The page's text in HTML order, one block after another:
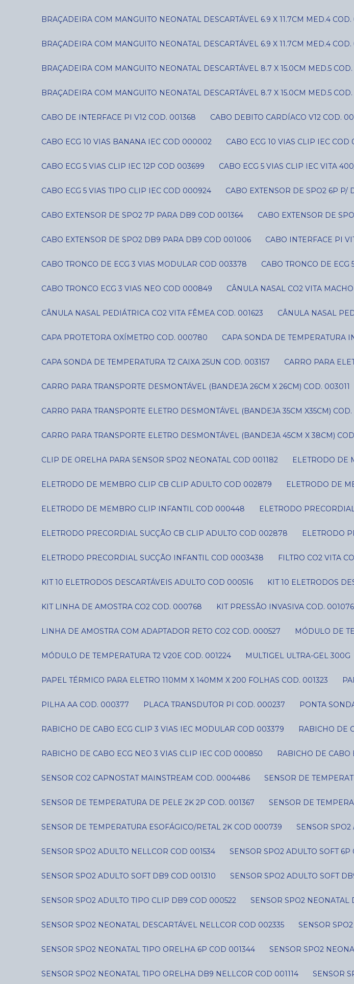
BRAÇADEIRA COM MANGUITO NEONATAL DESCARTÁVEL 6.9 X 11.7CM MED.4
BRAÇADEIRA COM MANGUITO NEONATAL DESCARTÁVEL 6.9 X 11.7CM MED.4
BRAÇADEIRA COM MANGUITO NEONATAL DESCARTÁVEL 8.7 X 15.0CM MED.5
BRAÇADEIRA COM MANGUITO NEONATAL DESCARTÁVEL 8.7 X 15.0CM MED.5
CABO DE INTERFACE PI V12 COD. 001368 CABO DEBITO CARDÍACO V12 COD.
CABO ECG 10 VIAS BANANA IEC COD 000002 CABO ECG 10 VIAS CLIP IEC COD
CABO ECG 5 VIAS CLIP IEC 12P COD 003699 CABO ECG 5 VIAS CLIP IEC VITA
CABO ECG 5 VIAS TIPO CLIP IEC COD 000924 CABO EXTENSOR DE SPO2 6P P/
CABO EXTENSOR DE SPO2 7P PARA DB9 COD 001364 CABO EXTENSOR DE
CABO EXTENSOR DE SPO2 DB9 PARA DB9 COD 001006 CABO INTERFACE PI
CABO TRONCO DE ECG 3 VIAS MODULAR COD 003378 CABO TRONCO DE
CABO TRONCO ECG 3 VIAS NEO COD 000849 CÂNULA NASAL CO2 VITA
CÂNULA NASAL PEDIÁTRICA CO2 VITA FÊMEA COD. 001623 CÂNULA NASAL
CAPA PROTETORA OXÍMETRO COD. 000780 CAPA SONDA DE TEMPERATURA
CAPA SONDA DE TEMPERATURA T2 CAIXA 25UN COD. 003157 CARRO PARA
CARRO PARA TRANSPORTE DESMONTÁVEL (BANDEJA 26CM X 26CM) COD. 003011
CARRO PARA TRANSPORTE ELETRO DESMONTÁVEL (BANDEJA 35CM X35CM)
CARRO PARA TRANSPORTE ELETRO DESMONTÁVEL (BANDEJA 45CM X 38CM)
CLIP DE ORELHA PARA SENSOR SPO2 NEONATAL COD 001182 ELETRODO
ELETRODO DE MEMBRO CLIP CB CLIP ADULTO COD 002879 ELETRODO DE
ELETRODO DE MEMBRO CLIP INFANTIL COD 000448 ELETRODO
ELETRODO PRECORDIAL SUCÇÃO CB CLIP ADULTO COD 002878 ELETRODO
ELETRODO PRECORDIAL SUCÇÃO INFANTIL COD 0003438 FILTRO CO2 VITA
KIT 10 ELETRODOS DESCARTÁVEIS ADULTO COD 000516 KIT 10 ELETRODOS
KIT LINHA DE AMOSTRA CO2 COD. 000768 KIT PRESSÃO INVASIVA COD. 001076
LINHA DE AMOSTRA COM ADAPTADOR RETO CO2 COD. 000527 MÓDULO DE
MÓDULO DE TEMPERATURA T2 V20E COD. 001224 MULTIGEL ULTRA-GEL 300G
PAPEL TÉRMICO PARA ELETRO 110MM X 140MM X 200 FOLHAS COD. 001323
PILHA AA COD. 000377 PLACA TRANSDUTOR PI COD. 000237 PONTA
RABICHO DE CABO ECG CLIP 3 VIAS IEC MODULAR COD 003379 RABICHO
RABICHO DE CABO ECG NEO 3 VIAS CLIP IEC COD 000850 RABICHO DE
SENSOR CO2 CAPNOSTAT MAINSTREAM COD. 0004486 SENSOR DE
SENSOR DE TEMPERATURA DE PELE 2K 2P COD. 001367 SENSOR DE
SENSOR DE TEMPERATURA ESOFÁGICO/RETAL 2K COD 000739 SENSOR
SENSOR SPO2 ADULTO NELLCOR COD 001534 SENSOR SPO2 ADULTO SOFT
SENSOR SPO2 ADULTO SOFT DB9 COD 001310 SENSOR SPO2 ADULTO SOFT
SENSOR SPO2 ADULTO TIPO CLIP DB9 COD 000522 SENSOR SPO2
SENSOR SPO2 NEONATAL DESCARTÁVEL NELLCOR COD 002335 SENSOR
SENSOR SPO2 NEONATAL TIPO ORELHA 6P COD 001344 SENSOR SPO2
SENSOR SPO2 NEONATAL TIPO ORELHA DB9 NELLCOR COD 001114 SENSOR